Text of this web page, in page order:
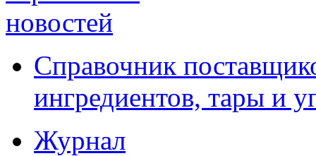
Справочник
ингредиентов, тары и
Журнал